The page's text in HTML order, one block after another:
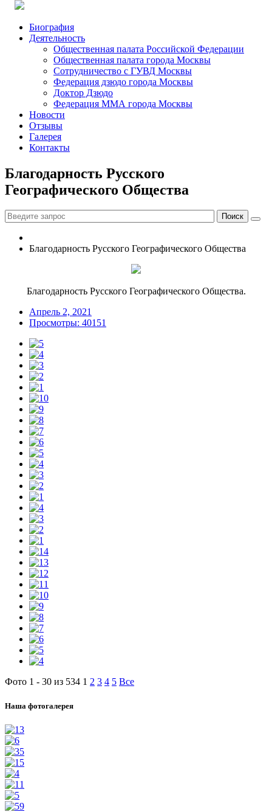
Биография
Деятельность
Общественная палата Российской Федерации
Общественная палата города Москвы
Сотрудничество с ГУВД Москвы
Федерация дзюдо города Москвы
Доктор Дзюдо
Федерация ММА города Москвы
Новости
Отзывы
Галерея
Контакты
Благодарность Русского
Географического Общества
Благодарность Русского Географического Общества
Благодарность Русского Географического Общества.
Апрель 2, 2021
Просмотры: 40151
Фото 1 - 30 из 534 1 2 3 4 5 Все
Наша фотогалерея